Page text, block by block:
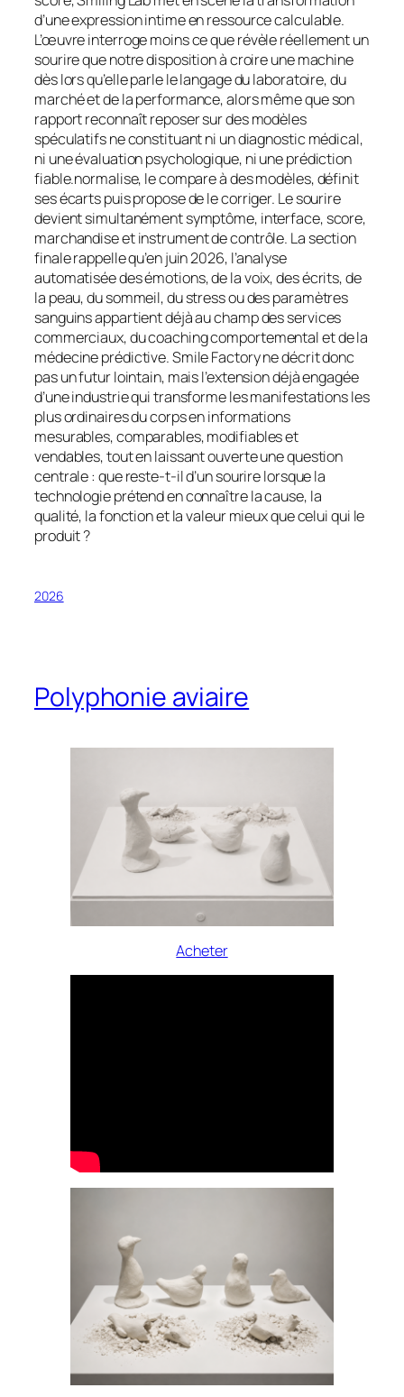
d’une expression intime en ressource calculable.
L’œuvre interroge moins ce que révèle réellement un
sourire que notre disposition à croire une machine
dès lors qu’elle parle le langage du laboratoire, du
marché et de la performance, alors même que son
rapport reconnaît reposer sur des modèles
spéculatifs ne constituant ni un diagnostic médical,
ni une évaluation psychologique, ni une prédiction
fiable.normalise, le compare à des modèles, définit
ses écarts puis propose de le corriger. Le sourire
devient simultanément symptôme, interface, score,
marchandise et instrument de contrôle. La section
finale rappelle qu’en juin 2026, l’analyse
automatisée des émotions, de la voix, des écrits, de
la peau, du sommeil, du stress ou des paramètres
sanguins appartient déjà au champ des services
commerciaux, du coaching comportemental et de la
médecine prédictive. Smile Factory ne décrit donc
pas un futur lointain, mais l’extension déjà engagée
d’une industrie qui transforme les manifestations les
plus ordinaires du corps en informations
mesurables, comparables, modifiables et
vendables, tout en laissant ouverte une question
centrale : que reste-t-il d’un sourire lorsque la
technologie prétend en connaître la cause, la
qualité, la fonction et la valeur mieux que celui qui le
produit ?
2026
Polyphonie aviaire
Acheter